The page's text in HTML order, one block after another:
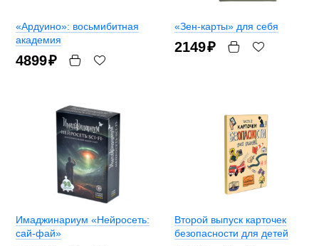
«Ардуино»: восьмибитная
академия
4899₽
«Зен-карты» для себя
2149₽
Имаджинариум «Нейросеть:
сай-фай»
Второй выпуск карточек
безопасности для детей